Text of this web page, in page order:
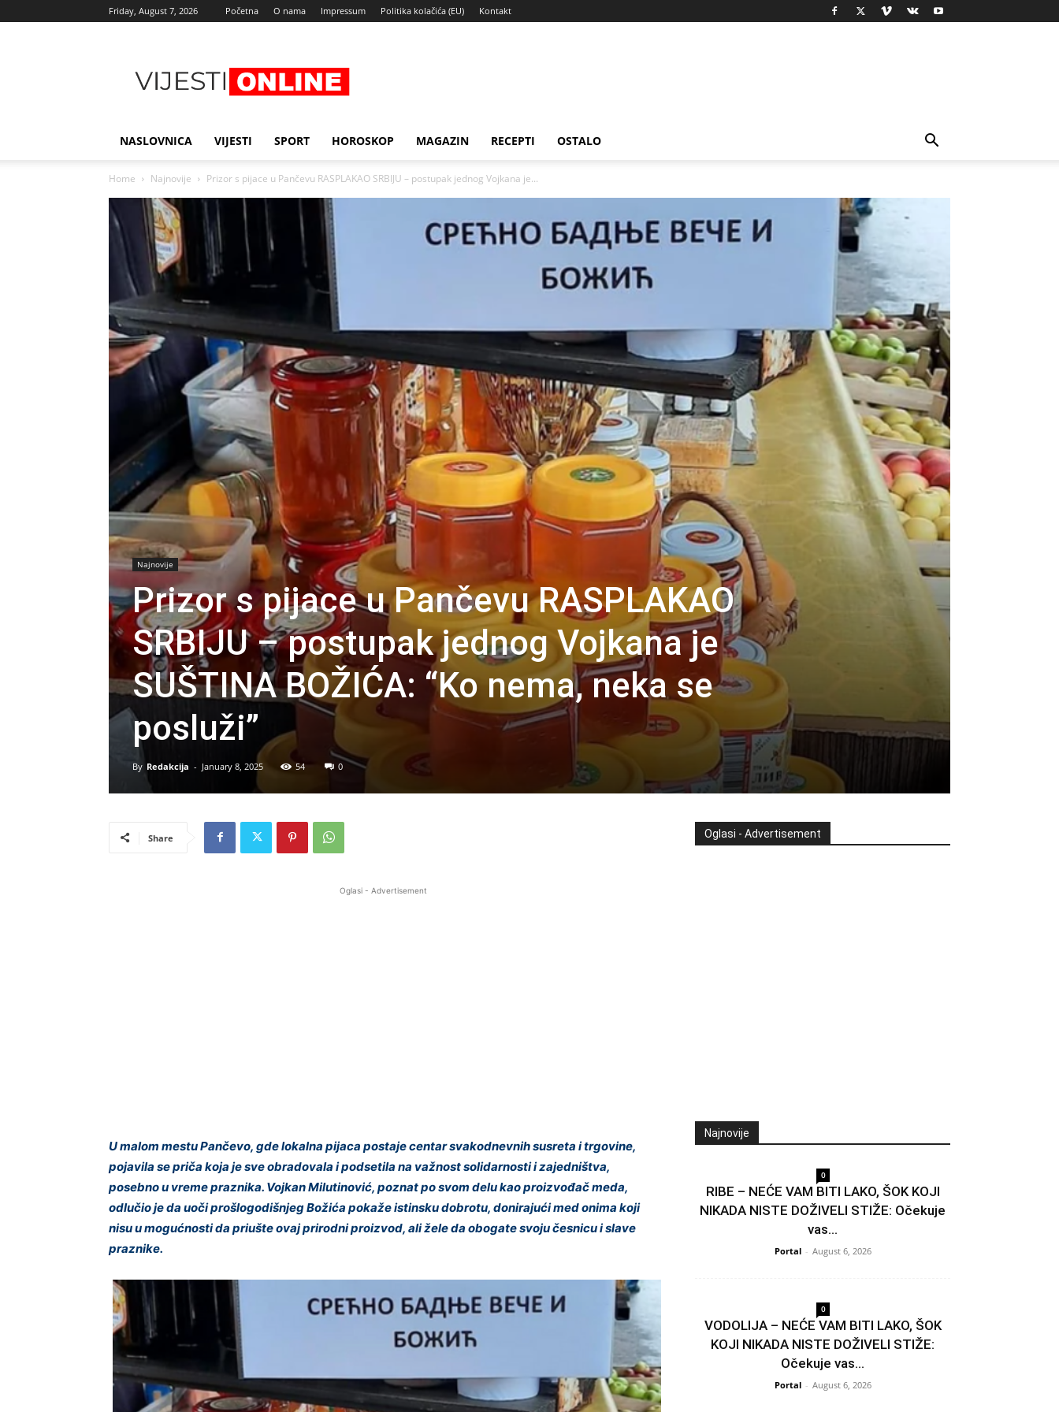
Friday, August 7, 2026 Početna O nama Impressum Politika kolačića (EU) Kontakt
vijesti
NASLOVNICA VIJESTI SPORT HOROSKOP MAGAZIN RECEPTI OSTALO
Home Najnovije Prizor s pijace u Pančevu RASPLAKAO SRBIJU – postupak jednog Vojkana je...
Najnovije
Prizor s pijace u Pančevu RASPLAKAO
SRBIJU – postupak jednog Vojkana je
SUŠTINA BOŽIĆA: “Ko nema, neka se
posluži”
By Redakcija - January 8, 2025 54 0
Share
Oglasi - Advertisement
U malom mestu Pančevo, gde lokalna pijaca postaje centar svakodnevnih susreta i trgovine,
pojavila se priča koja je sve obradovala i podsetila na važnost solidarnosti i zajedništva,
posebno u vreme praznika. Vojkan Milutinović, poznat po svom delu kao proizvođač meda,
odlučio je da uoči prošlogodišnjeg Božića pokaže istinsku dobrotu, donirajući med onima koji
nisu u mogućnosti da priušte ovaj prirodni proizvod, ali žele da obogate svoju česnicu i slave
praznike.
Oglasi - Advertisement
Najnovije
0
RIBE – NEĆE VAM BITI LAKO, ŠOK KOJI
NIKADA NISTE DOŽIVELI STIŽE: Očekuje
vas...
Portal - August 6, 2026
0
VODOLIJA – NEĆE VAM BITI LAKO, ŠOK
KOJI NIKADA NISTE DOŽIVELI STIŽE:
Očekuje vas...
Portal - August 6, 2026